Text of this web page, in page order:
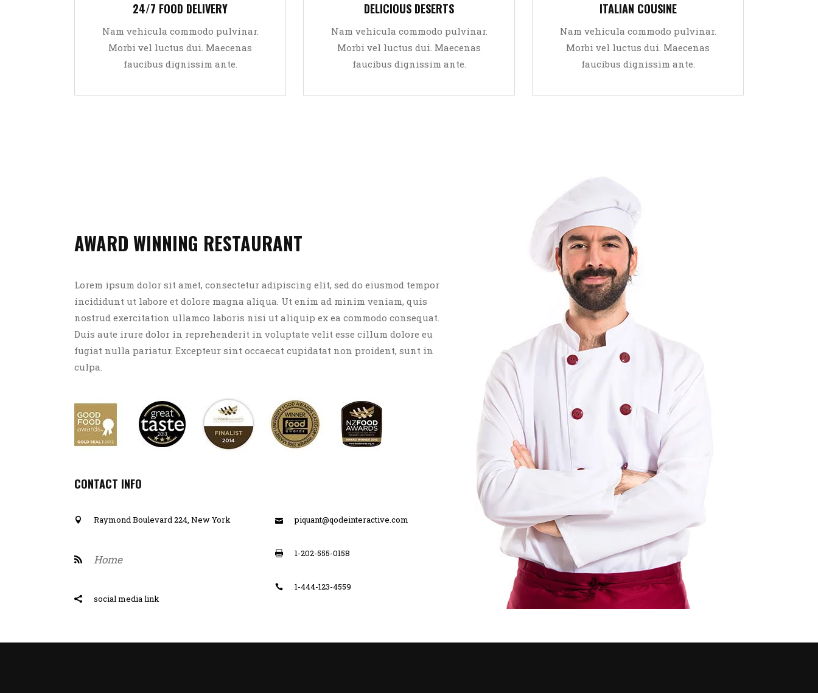
24/7 FOOD DELIVERY
Nam vehicula commodo pulvinar.
Morbi vel luctus dui. Maecenas
faucibus dignissim ante.
Aliquam tempor dolor
READ MORE
DELICIOUS DESERTS
Nam vehicula commodo pulvinar.
Morbi vel luctus dui. Maecenas
faucibus dignissim ante.
Aliquam tempor dolor
READ MORE
ITALIAN COUSINE
Nam vehicula commodo pulvinar.
Morbi vel luctus dui. Maecenas
faucibus dignissim ante.
Aliquam tempor dolor
READ MORE
AWARD WINNING RESTAURANT
Lorem ipsum dolor sit amet, consectetur adipiscing elit, sed do eiusmod tempor
incididunt ut labore et dolore magna aliqua. Ut enim ad minim veniam, quis
nostrud exercitation ullamco laboris nisi ut aliquip ex ea commodo consequat.
Duis aute irure dolor in reprehenderit in voluptate velit esse cillum dolore eu
fugiat nulla pariatur. Excepteur sint occaecat cupidatat non proident, sunt in
culpa.
CONTACT INFO
Raymond Boulevard 224, New York
Home
social media link
piquant@qodeinteractive.com
1-202-555-0158
1-444-123-4559